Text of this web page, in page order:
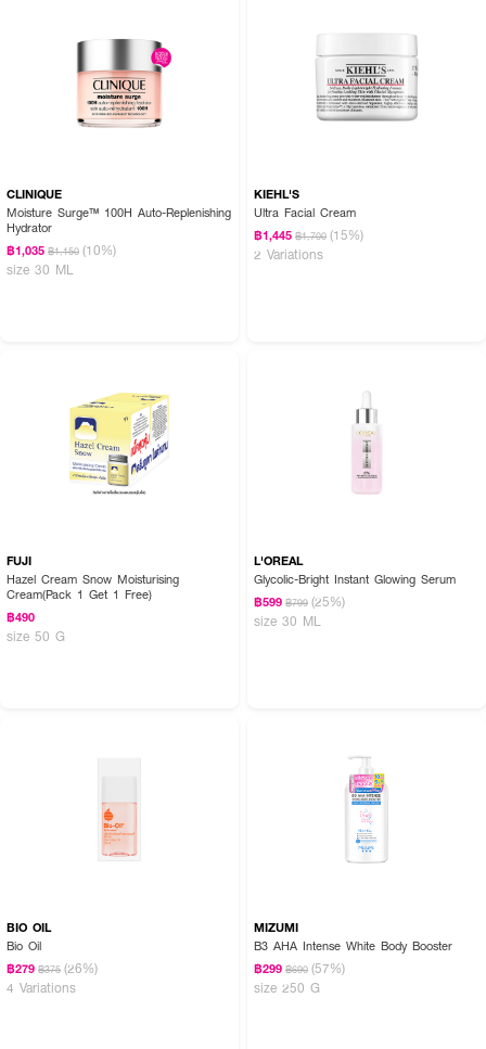
CLINIQUE
Moisture Surge™ 100H Auto-Replenishing
Hydrator
฿1,035 ฿1,150 (10%)
size 30 ML
KIEHL'S
Ultra Facial Cream
฿1,445 ฿1,700 (15%)
2 Variations
FUJI
Hazel Cream Snow Moisturising
Cream(Pack 1 Get 1 Free)
฿490
size 50 G
L'OREAL
Glycolic-Bright Instant Glowing Serum
฿599 ฿799 (25%)
size 30 ML
BIO OIL
Bio Oil
฿279 ฿375 (26%)
4 Variations
MIZUMI
B3 AHA Intense White Body Booster
฿299 ฿690 (57%)
size 250 G